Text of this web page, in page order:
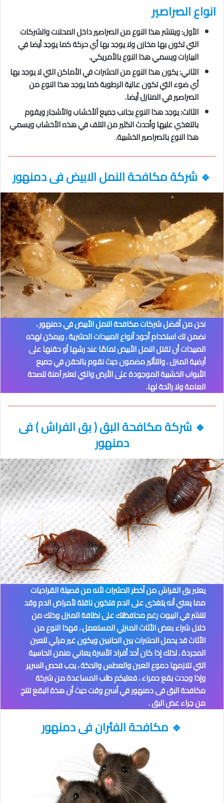
انواع الصراصير
الأول: وينتشر هذا النوع من الصراصير داخل المحلات والشركات
التي تكون بها مخازن ولا يوجد بها أي حركة كما يوجد أيضا في
البيارات ويسمي هذا النوع بالأمريكي.
الثاني: يكون هذا النوع من الحشرات في الأماكن التي لا يوجد بها
أي ضوء التي تكون عالية الرطوبة كما يوجد هذا النوع من
الصراصير في المنازل أيضا.
الثالث: يوجد هذا النوع بجانب جميع آلأخشاب والأشجار ويقوم
بالتغذي عليها وأحدث الكثير من التلف في هذه الأخشاب ويسمي
هذا النوع بالصراصير الخشبية.
🔹 شركة مكافحة النمل الابيض فى دمنهور
نحن من أفضل شركات مكافحة النمل الأبيض في دمنهور،
نضمن لك استخدام أجود أنواع المبيدات الحشرية ، ويمكن لهذه
المبيدات أن تقتل النمل الأبيض تمامًا عند رشها أو حقنها على
أرضية المنزل ، والتأثير مضمون حيث نقوم بالحقن في جميع
الأبواب الخشبية الموجودة على الأرض والتي تعتبر آمنة للصحة
العامة ولا رائحة لها.
🔸 شركة مكافحة البق ( بق الفراش )فى
دمنهور
يعتبر بق الفراش من أخطر الحشرات لأنه من فصيلة القراديات
مما يعني أنه يتغذى على الدم فتكون ناقلة لأمراض الدم وقد
تنتشر في البيوت رغم محافظتك على نظافة المنزل وذلك من
خلال شراء بعض الأثاث المنزلي المستعمل ، فهذا النوع من
الأثاث قد يحمل الحشرات بين الجانبين ويكون غير مرئي للعين
المجردة ، لذلك إذا كان أحد أفراد الأسرة يعاني منمن الحاسية
التي تلازمها دموع العين والعطس والحكة ، يجب فحص السرير
وإذا وجدت بقع حمراء ، فعليكم طلب المساعدة من شركة
مكافحة البق فى دمنهورفي أسرع وقت حيث أن هذة البقع تنتج
من جراء عض البق .
🔹 مكافحة الفئرانفى دمنهور